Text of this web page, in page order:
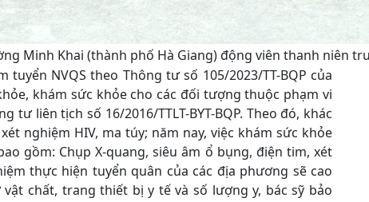
Minh Khai (thành phố Hà Giang) động viên thanh niên
NVQS theo Thông tư số 105/2023/TT-BQP của
khám sức khỏe cho các đối tượng thuộc phạm vi
tư liên tịch số 16/2016/TTLT-BYT-BQP. Theo đó, khác
nghiệm HIV, ma túy; năm nay, việc khám sức khỏe
gồm: Chụp X-quang, siêu âm ổ bụng, điện tim, xét
thực hiện tuyển quân của các địa phương sẽ cao
chất, trang thiết bị y tế và số lượng y, bác sỹ bảo